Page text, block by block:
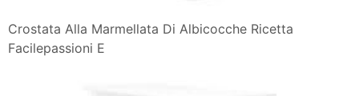
Crostata Alla Marmellata Di Albicocche Ricetta
Facilepassioni E